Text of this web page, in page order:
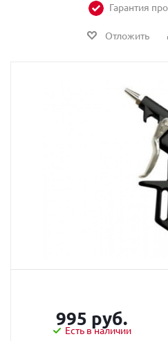
Гарантия
Отложить
995 руб.
Есть в наличии